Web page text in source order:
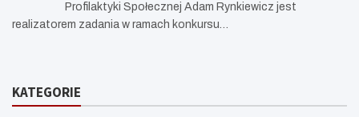
Profilaktyki Społecznej Adam Rynkiewicz jest
realizatorem zadania w ramach konkursu…
KATEGORIE